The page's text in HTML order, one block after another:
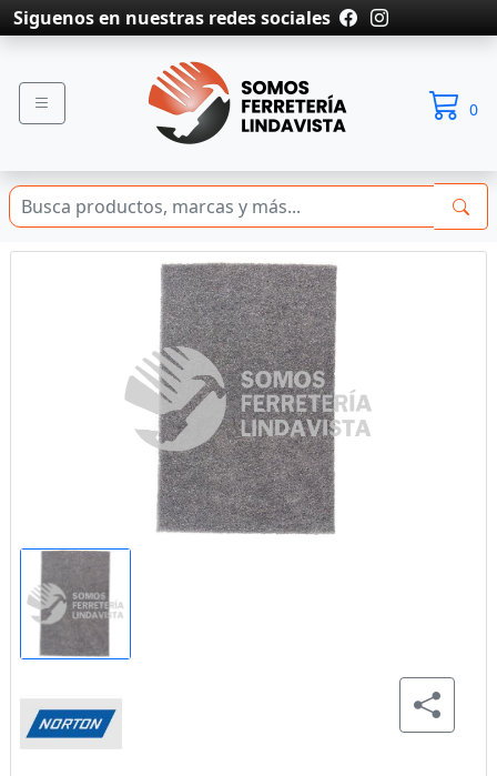
Siguenos en nuestras redes sociales
0